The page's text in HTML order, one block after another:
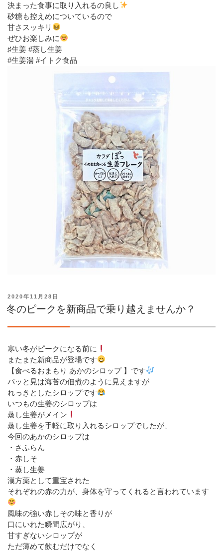
決まった食事に取り入れるの良し
砂糖も控えめについているので
甘さスッキリ
ぜひお楽しみに
♯生姜 #蒸し生姜
#生姜湯 #イトク食品
投
稿
日:
2020年11月28日
冬のピークを新商品で乗り越えませんか？
寒い冬がピークになる前に
またまた新商品が登場です
【食べるおまもり あかのシロップ 】です
パッと見は海苔の佃煮のように見えますが
れっきとしたシロップです
いつもの生姜のシロップは
蒸し生姜がメイン
蒸し生姜を手軽に取り入れるシロップでしたが、
今回のあかのシロップは
・さふらん
・赤しそ
・蒸し生姜
漢方薬として重宝された
それぞれの赤の力が、身体を守ってくれると言われています
風味の強い赤しその味と香りが
口にいれた瞬間広がり、
甘すぎないシロップが
ただ薄めて飲むだけでなく